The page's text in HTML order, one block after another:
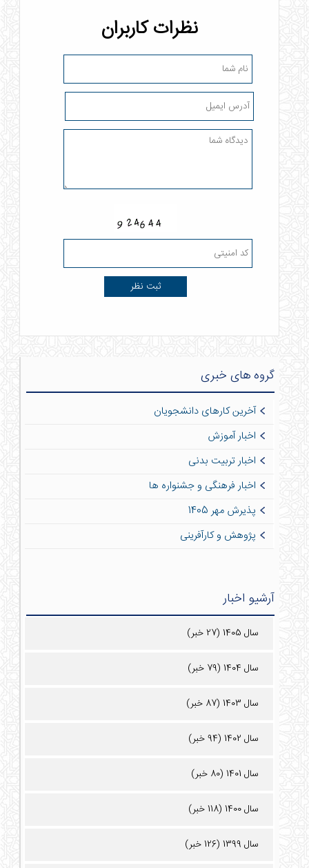
نظرات کاربران
گروه های خبری
آخرین کارهای دانشجویان
اخبار آموزش
اخبار تربیت بدنی
اخبار فرهنگی و جشنواره ها
پذیرش مهر 1405
پژوهش و کارآفرینی
آرشیو اخبار
سال 1405 (27 خبر)
سال 1404 (79 خبر)
سال 1403 (87 خبر)
سال 1402 (94 خبر)
سال 1401 (80 خبر)
سال 1400 (118 خبر)
سال 1399 (126 خبر)